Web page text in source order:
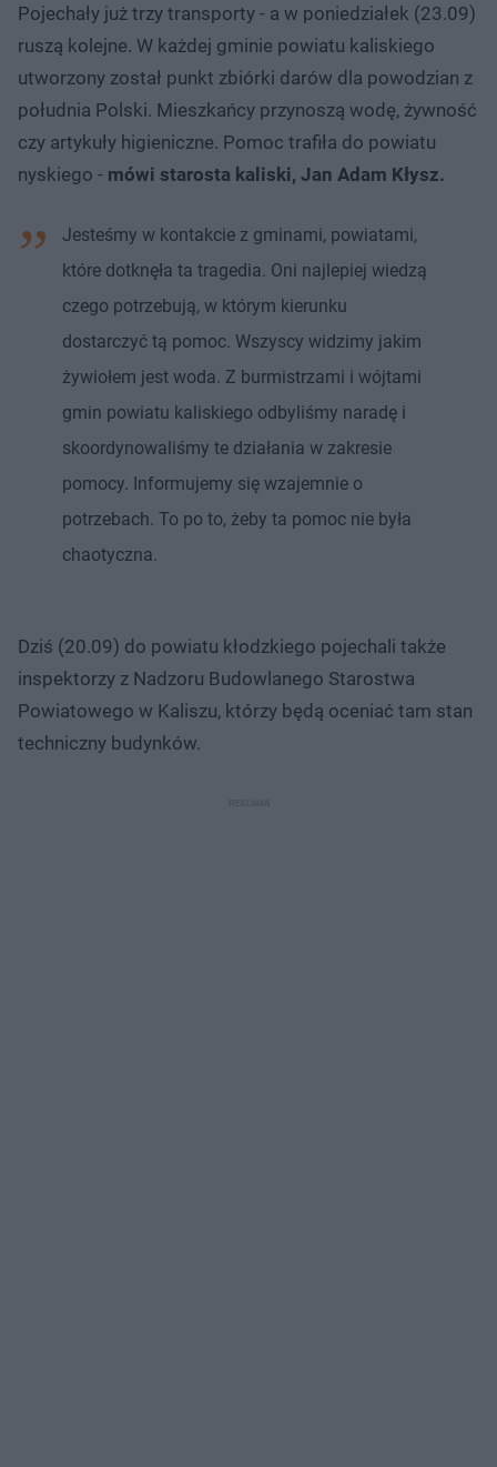
Pojechały już trzy transporty - a w poniedziałek (23.09)
ruszą kolejne. W każdej gminie powiatu kaliskiego
utworzony został punkt zbiórki darów dla powodzian z
południa Polski. Mieszkańcy przynoszą wodę, żywność
czy artykuły higieniczne. Pomoc trafiła do powiatu
nyskiego - mówi starosta kaliski, Jan Adam Kłysz.
Jesteśmy w kontakcie z gminami, powiatami,
które dotknęła ta tragedia. Oni najlepiej wiedzą
czego potrzebują, w którym kierunku
dostarczyć tą pomoc. Wszyscy widzimy jakim
żywiołem jest woda. Z burmistrzami i wójtami
gmin powiatu kaliskiego odbyliśmy naradę i
skoordynowaliśmy te działania w zakresie
pomocy. Informujemy się wzajemnie o
potrzebach. To po to, żeby ta pomoc nie była
chaotyczna.
Dziś (20.09) do powiatu kłodzkiego pojechali także
inspektorzy z Nadzoru Budowlanego Starostwa
Powiatowego w Kaliszu, którzy będą oceniać tam stan
techniczny budynków.